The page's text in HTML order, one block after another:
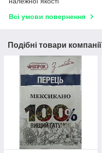
Всі умови повернення
Подібні товари компанії